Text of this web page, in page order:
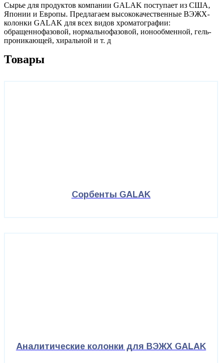
Сырье для продуктов компании GALAK поступает из США,
Японии и Европы. Предлагаем высококачественные ВЭЖХ-
колонки GALAK для всех видов хроматографии:
обращеннофазовой, нормальнофазовой, ионообменной, гель-
проникающей, хиральной и т. д
Товары
Сорбенты GALAK
Аналитические колонки для ВЭЖХ GALAK